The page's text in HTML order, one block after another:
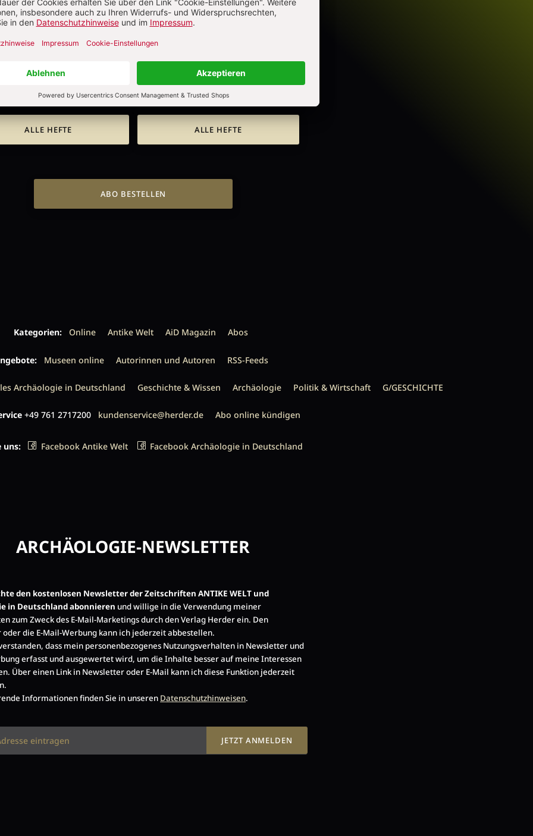
2026
ZUM HEFT
ALLE HEFTE
Heft 4/2026
ZUM HEFT
ALLE HEFTE
ABO BESTELLEN
Kategorien: Online Antike Welt AiD Magazin Abos
Museen online Autorinnen und Autoren RSS-Feeds
Archäologie in Deutschland Geschichte & Wissen Archäologie Politik & Wirtschaft G/GESCHICHTE
+49 761 2717200 kundenservice@herder.de Abo online kündigen
uns: Facebook Antike Welt Facebook Archäologie in Deutschland
ARCHÄOLOGIE-NEWSLETTER
den kostenlosen Newsletter der Zeitschriften ANTIKE WELT und
in Deutschland abonnieren und willige in die Verwendung meiner
zum Zweck des E-Mail-Marketings durch den Verlag Herder ein. Den
die E-Mail-Werbung kann ich jederzeit abbestellen.
dass mein personenbezogenes Nutzungsverhalten in Newsletter und
erfasst und ausgewertet wird, um die Inhalte besser auf meine Interessen
Über einen Link in Newsletter oder E-Mail kann ich diese Funktion jederzeit
Informationen finden Sie in unseren Datenschutzhinweisen.
JETZT ANMELDEN